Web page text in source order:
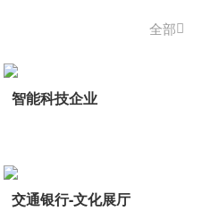
全部
智能科技企业
交通银行-文化展厅